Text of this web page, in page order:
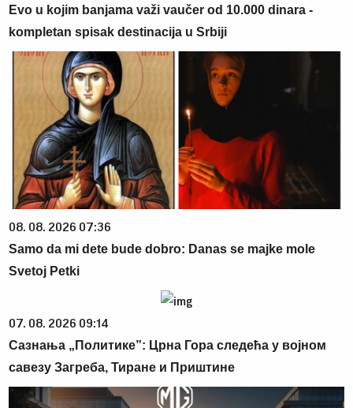
Evo u kojim banjama važi vaučer od 10.000 dinara -
kompletan spisak destinacija u Srbiji
08. 08. 2026 07:36
Samo da mi dete bude dobro: Danas se majke mole
Svetoj Petki
07. 08. 2026 09:14
Сазнања „Политике”: Црна Гора следећа у војном
савезу Загреба, Тиране и Приштине